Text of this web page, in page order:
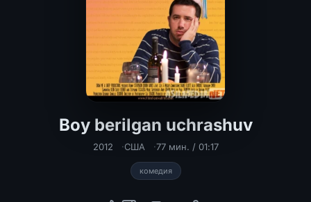
Boy berilgan uchrashuv
Boy berilgan uchrashuv Uzbek
2012 США 77 мин. / 01:17
комедия